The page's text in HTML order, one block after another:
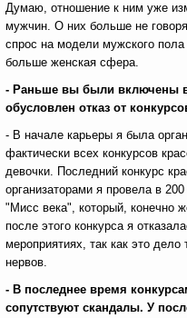
Думаю, отношение к ним уже
мужчин. О них больше не
спрос на модели мужского
больше женская сфера.
- Раньше вы были включены
обусловлен отказ от
- В начале карьеры я была
фактически всех конкурсов
девочки. Последний конкурс
организаторами я провела в
"Мисс века", который, конечно
после этого конкурса я
мероприятиях, так как это
нервов.
- В последнее время
сопутствуют скандалы. У